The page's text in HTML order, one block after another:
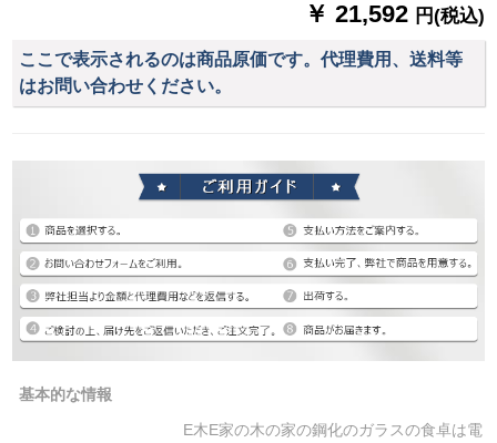
￥ 21,592 円(税込)
ここで表示されるのは商品原価です。代理費用、送料等
はお問い合わせください。
基本的な情報
E木E家の木の家の鋼化のガラスの食卓は電